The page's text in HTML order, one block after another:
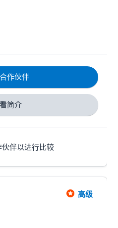
个活动都有适当的规划、
作伙伴
简介
伴以进行比较
高级